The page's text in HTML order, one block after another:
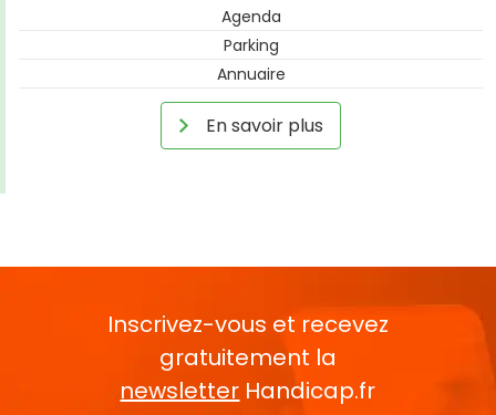
Agenda
Parking
Annuaire
En savoir plus
Inscrivez-vous et recevez
gratuitement la
newsletter Handicap.fr